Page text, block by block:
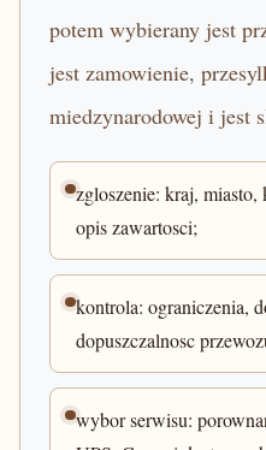
potem wybierany jest
jest zamowienie,
miedzynarodowej i jest
zgloszenie: kraj,
opis zawartosci;
kontrola: ograniczenia,
dopuszczalnosc
wybor serwisu: